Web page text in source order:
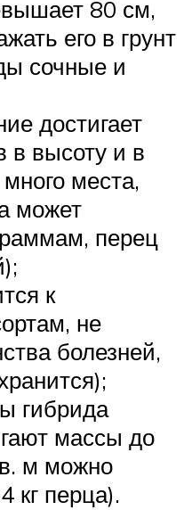
80 см,
его в грунт
сочные и
достигает
в высоту и в
места,
может
перец
к
не
болезней,
гибрида
массы до
м можно
кг перца).